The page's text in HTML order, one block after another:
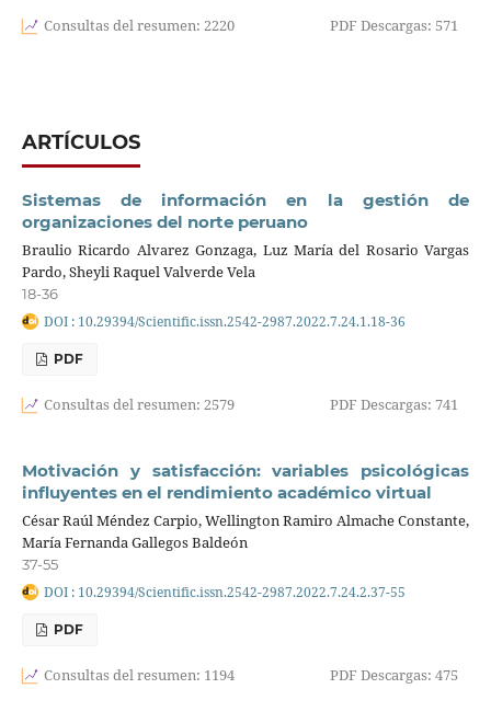
Consultas del resumen: 2220 PDF Descargas: 571
ARTÍCULOS
Sistemas de información en la gestión de
organizaciones del norte peruano
Braulio Ricardo Alvarez Gonzaga, Luz María del Rosario Vargas
Pardo, Sheyli Raquel Valverde Vela
18-36
DOI : 10.29394/Scientific.issn.2542-2987.2022.7.24.1.18-36
PDF
Consultas del resumen: 2579 PDF Descargas: 741
Motivación y satisfacción: variables psicológicas
influyentes en el rendimiento académico virtual
César Raúl Méndez Carpio, Wellington Ramiro Almache Constante,
María Fernanda Gallegos Baldeón
37-55
DOI : 10.29394/Scientific.issn.2542-2987.2022.7.24.2.37-55
PDF
Consultas del resumen: 1194 PDF Descargas: 475